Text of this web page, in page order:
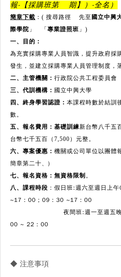
報-【採購班第 期】）-全名）
簡章下載 ：( 搜尋路徑 先至 國立中興
際學院 」 「 專業證照班 」)
一、目的：
為充實採購專業人員智識，提升政府採
發生，並建立採購專業人員管理制度，
二、主管機關： 行政院公共工程委員會
三、代訓機構： 國立中興大學
四、終身學習認證： 本課程時數於結訓
數。
五、報名費用：基礎訓練新台幣八千五
台幣七千五百（7,500）元整。
六、專案優惠： 機關或公司單位以團體
簡章第二十、)
七、報名資格：無資格限制 。
八、課程時段 ： 假日班:週六至週日上
~17：00；09：30 ~17：00
夜間班:週一至週五晚上18
00 ~ 22：00
◆ 注意事項